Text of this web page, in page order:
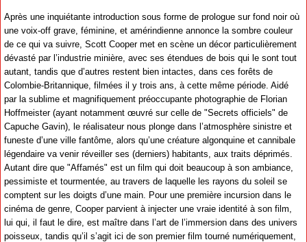
Après une inquiétante introduction sous forme de prologue sur fond noir où
une voix-off grave, féminine, et amérindienne annonce la sombre couleur
de ce qui va suivre, Scott Cooper met en scène un décor particulièrement
dévasté par l’industrie minière, avec ses étendues de bois qui le sont tout
autant, tandis que d’autres restent bien intactes, dans ces forêts de
Colombie-Britannique, filmées il y trois ans, à cette même période. Aidé
par la sublime et magnifiquement préoccupante photographie de Florian
Hoffmeister (ayant notamment œuvré sur celle de "Secrets officiels" de
Capuche Gavin), le réalisateur nous plonge dans l’atmosphère sinistre et
funeste d’une ville fantôme, alors qu’une créature algonquine et cannibale
légendaire va venir réveiller ses (derniers) habitants, aux traits déprimés.
Autant dire que "Affamés" est un film qui doit beaucoup à son ambiance,
pessimiste et tourmentée, au travers de laquelle les rayons du soleil se
comptent sur les doigts d’une main. Pour une première incursion dans le
cinéma de genre, Cooper parvient à injecter une vraie identité à son film,
lui qui, il faut le dire, est maître dans l’art de l’immersion dans des univers
poisseux, tandis qu’il s’agit ici de son premier film tourné numériquement,